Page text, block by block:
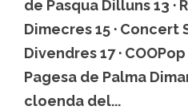
de Pasqua Dilluns 13 ·
Dimecres 15 ·
Divendres 17 ·
Pagesa de Palma
cloenda del...